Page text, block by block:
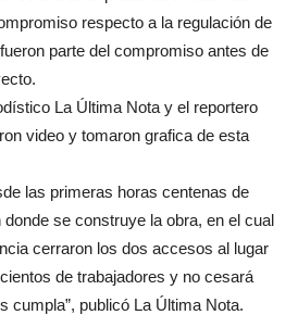
respecto a la regulación de
parte del compromiso antes de
La Última Nota y el reportero
video y tomaron grafica de esta
las primeras horas centenas de
se construye la obra, en el cual
cerraron los dos accesos al lugar
de trabajadores y no cesará
cumpla”, publicó La Última Nota.